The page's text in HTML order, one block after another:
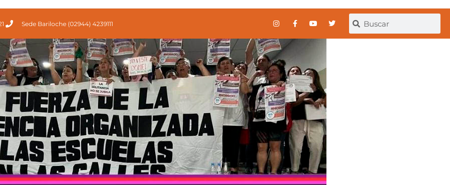
Sede Bariloche (02944) 4239111